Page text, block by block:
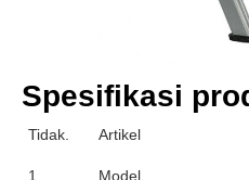
Spesifikasi
Tidak. Artikel
1 Model